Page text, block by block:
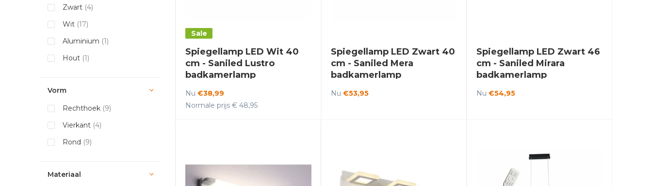
Sale
Spiegellamp LED Wit 40
cm - Saniled Lustro
badkamerlamp
Nu €38,99
Normale prijs € 48,95
Spiegellamp LED Zwart 40
cm - Saniled Mera
badkamerlamp
Nu €53,95
Spiegellamp LED Zwart 46
cm - Saniled Mirara
badkamerlamp
Nu €54,95
Zwart (4)
Wit (17)
Aluminium (1)
Hout (1)
Vorm
Rechthoek (9)
Vierkant (4)
Rond (9)
Materiaal